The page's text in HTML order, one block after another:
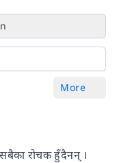
More
रोचक हुँदैनन् ।